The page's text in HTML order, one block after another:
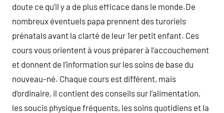
doute ce qu’il y a de plus efficace dans le monde.De
nombreux éventuels papa prennent des turoriels
prénatals avant la clarté de leur 1er petit enfant. Ces
cours vous orientent à vous préparer à l’accouchement
et donnent de l’information sur les soins de base du
nouveau-né. Chaque cours est différent, mais
d’ordinaire, il contient des conseils sur l’alimentation,
les soucis physique fréquents, les soins quotidiens et la